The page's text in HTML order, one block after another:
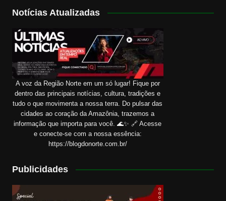
Notícias Atualizadas
A voz da Região Norte em um só lugar! Fique por
dentro das principais notícias, cultura, tradições e
tudo o que movimenta a nossa terra. Do pulsar das
cidades ao coração da Amazônia, trazemos a
informação que importa para você. 🌊✨ 🔗 Acesse
e conecte-se com a nossa essência:
https://blogdonorte.com.br/
Publicidades